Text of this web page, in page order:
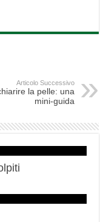
Articolo Successivo
la pelle: una
mini-guida